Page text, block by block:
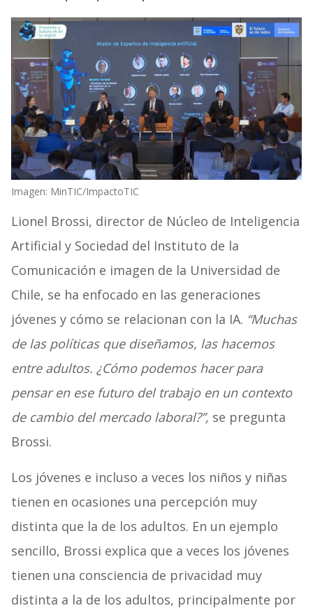
Imagen: MinTIC/ImpactoTIC
Lionel Brossi, director de Núcleo de Inteligencia
Artificial y Sociedad del Instituto de la
Comunicación e imagen de la Universidad de
Chile, se ha enfocado en las generaciones
jóvenes y cómo se relacionan con la IA. “Muchas
de las políticas que diseñamos, las hacemos
entre adultos. ¿Cómo podemos hacer para
pensar en ese futuro del trabajo en un contexto
de cambio del mercado laboral?”, se pregunta
Brossi.
Los jóvenes e incluso a veces los niños y niñas
tienen en ocasiones una percepción muy
distinta que la de los adultos. En un ejemplo
sencillo, Brossi explica que a veces los jóvenes
tienen una consciencia de privacidad muy
distinta a la de los adultos, principalmente por